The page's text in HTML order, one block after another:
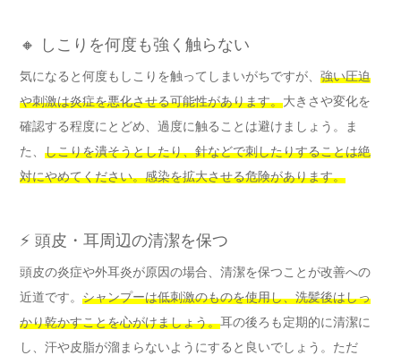
🔸 しこりを何度も強く触らない
気になると何度もしこりを触ってしまいがちですが、 強い圧迫
や刺激は炎症を悪化させる可能性があります。大きさや変化を
確認する程度にとどめ、過度に触ることは避けましょう。ま
た、 しこりを潰そうとしたり、針などで刺したりすることは絶
対にやめてください。感染を拡大させる危険があります。
⚡ 頭皮・耳周辺の清潔を保つ
頭皮の炎症や外耳炎が原因の場合、清潔を保つことが改善への
近道です。 シャンプーは低刺激のものを使用し、洗髪後はしっ
かり乾かすことを心がけましょう。耳の後ろも定期的に清潔に
し、汗や皮脂が溜まらないようにすると良いでしょう。ただ